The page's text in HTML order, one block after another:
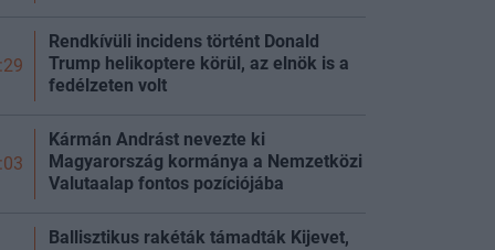
Rendkívüli incidens történt Donald
Trump helikoptere körül, az elnök is a
fedélzeten volt
Kármán Andrást nevezte ki
Magyarország kormánya a Nemzetközi
Valutaalap fontos pozíciójába
Ballisztikus rakéták támadták Kijevet,